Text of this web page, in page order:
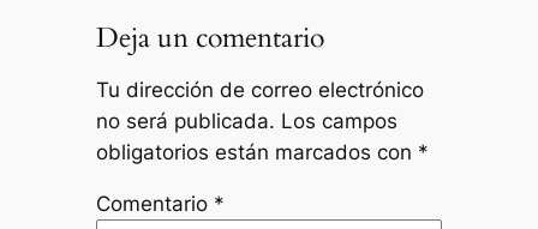
Deja un comentario
Tu dirección de correo electrónico
no será publicada. Los campos
obligatorios están marcados con *
Comentario *